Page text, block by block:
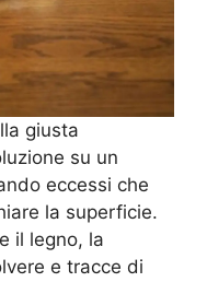
giusta
su un
eccessi che
la superficie.
il legno, la
e tracce di